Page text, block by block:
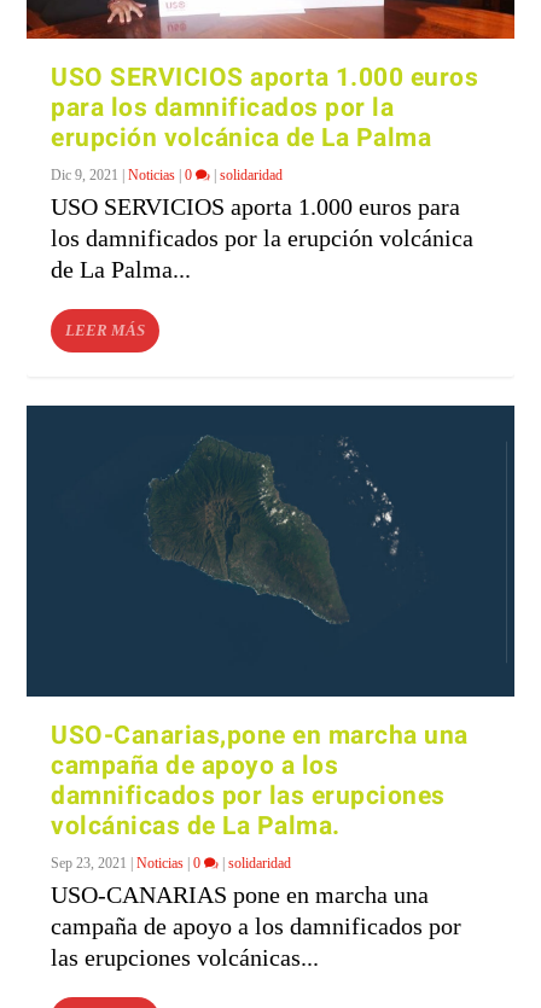
USO SERVICIOS aporta 1.000 euros
para los damnificados por la
erupción volcánica de La Palma
Dic 9, 2021 |Noticias |0 |solidaridad
USO SERVICIOS aporta 1.000 euros para
los damnificados por la erupción volcánica
de La Palma...
LEER MÁS
USO-Canarias,pone en marcha una
campaña de apoyo a los
damnificados por las erupciones
volcánicas de La Palma.
Sep 23, 2021 |Noticias |0 |solidaridad
USO-CANARIAS pone en marcha una
campaña de apoyo a los damnificados por
las erupciones volcánicas...